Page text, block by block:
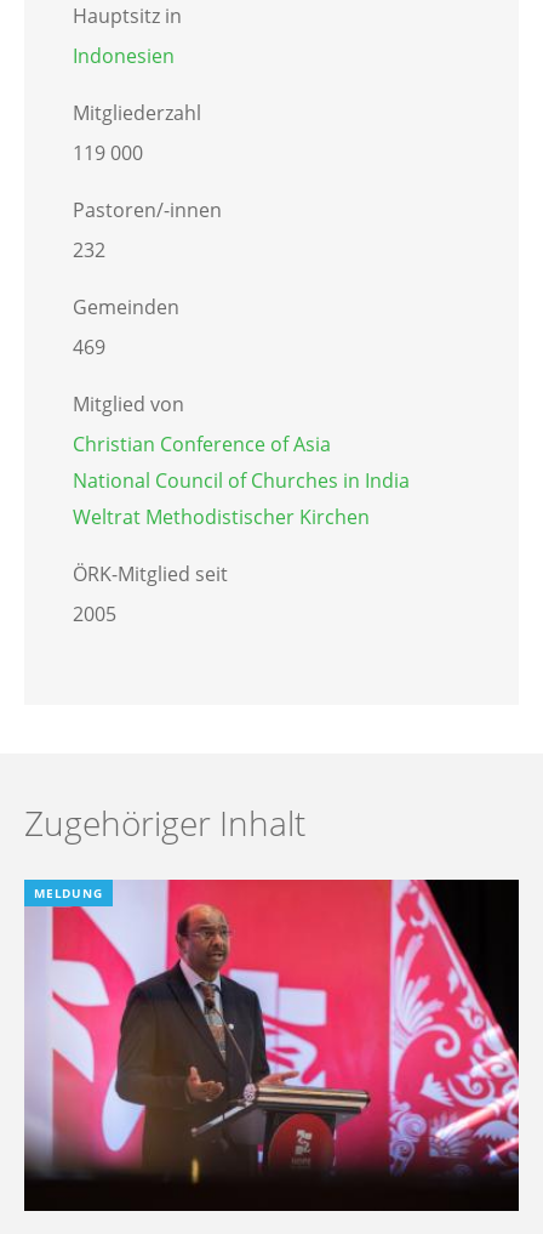
Hauptsitz in
Indonesien
Mitgliederzahl
119 000
Pastoren/-innen
232
Gemeinden
469
Mitglied von
Christian Conference of Asia
National Council of Churches in India
Weltrat Methodistischer Kirchen
ÖRK-Mitglied seit
2005
Zugehöriger Inhalt
MELDUNG